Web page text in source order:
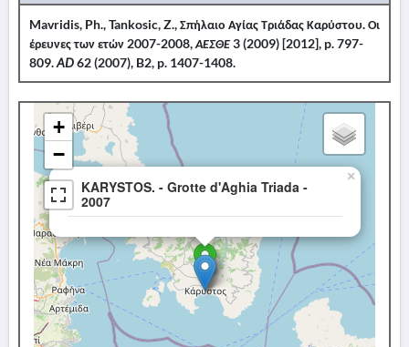
Mavridis, Ph., Tankosic, Z., Σπήλαιο Αγίας Τριάδας Καρύστου. Οι
έρευνες των ετών 2007-2008,ΑΕΣΘΕ3 (2009) [2012], p. 797-
809.AD62 (2007), B2, p. 1407-1408.
KARYSTOS. - Grotte d'Aghia Triada -
2007
×
+
−